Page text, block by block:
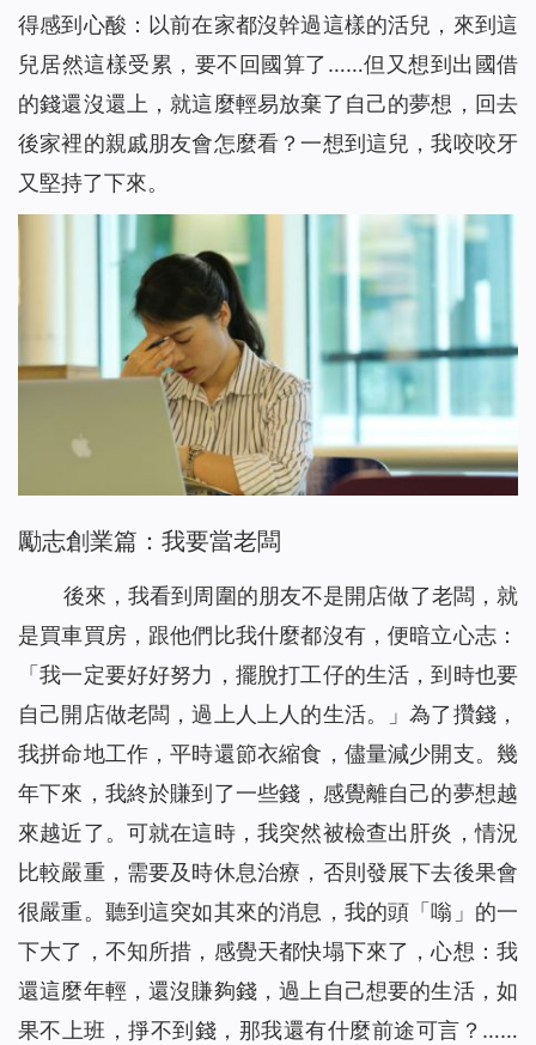
得感到心酸：以前在家都沒幹過這樣的活兒，來到這
兒居然這樣受累，要不回國算了……但又想到出國借
的錢還沒還上，就這麼輕易放棄了自己的夢想，回去
後家裡的親戚朋友會怎麼看？一想到這兒，我咬咬牙
又堅持了下來。
勵志創業篇：我要當老闆
後來，我看到周圍的朋友不是開店做了老闆，就
是買車買房，跟他們比我什麼都沒有，便暗立心志：
「我一定要好好努力，擺脫打工仔的生活，到時也要
自己開店做老闆，過上人上人的生活。」為了攢錢，
我拼命地工作，平時還節衣縮食，儘量減少開支。幾
年下來，我終於賺到了一些錢，感覺離自己的夢想越
來越近了。可就在這時，我突然被檢查出肝炎，情況
比較嚴重，需要及時休息治療，否則發展下去後果會
很嚴重。聽到這突如其來的消息，我的頭「嗡」的一
下大了，不知所措，感覺天都快塌下來了，心想：我
還這麼年輕，還沒賺夠錢，過上自己想要的生活，如
果不上班，掙不到錢，那我還有什麼前途可言？……